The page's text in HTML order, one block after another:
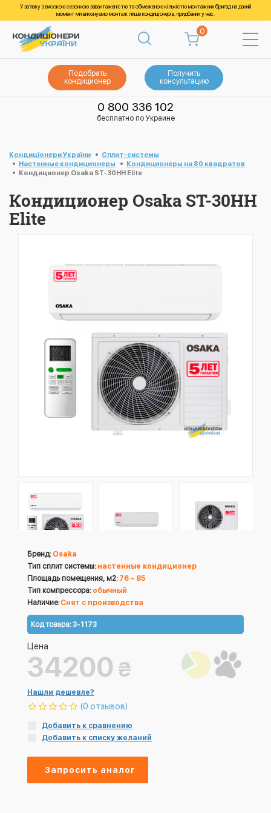
У зв’язку з високою сезонною завантаженістю та обмеженою кількістю монтажних бригад на даний
момент ми виконуємо монтаж лише кондиціонерів, придбаних у нас.
0
Подобрать
кондиционер
Получить
консультацию
0 800 336 102
бесплатно по Украине
Кондиціонери України
Cплит-системы
Настенные кондиционеры
Кондиционеры на 80 квадратов
Кондиционер Osaka ST-30HH Elite
Кондиционер Osaka ST-30HH
Elite
Бренд: Osaka
Тип сплит системы: настенные кондиционер
Площадь помещения, м2: 76 – 85
Тип компрессора: обычный
Наличие:Снят с производства
Код товара:3-1173
Цена
34200 ₴
Нашли дешевле?
(0 отзывов)
Добавить к сравнению
Добавить к списку желаний
Запросить аналог